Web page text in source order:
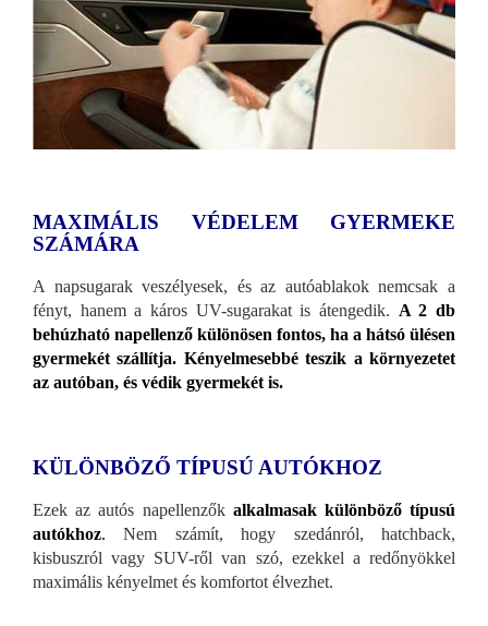
MAXIMÁLIS VÉDELEM GYERMEKE
SZÁMÁRA
A napsugarak veszélyesek, és az autóablakok nemcsak a
fényt, hanem a káros UV-sugarakat is átengedik. A 2 db
behúzható napellenző különösen fontos, ha a hátsó ülésen
gyermekét szállítja. Kényelmesebbé teszik a környezetet
az autóban, és védik gyermekét is.
KÜLÖNBÖZŐ TÍPUSÚ AUTÓKHOZ
Ezek az autós napellenzők alkalmasak különböző típusú
autókhoz. Nem számít, hogy szedánról, hatchback,
kisbuszról vagy SUV-ről van szó, ezekkel a redőnyökkel
maximális kényelmet és komfortot élvezhet.